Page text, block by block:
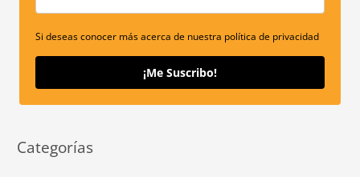
Si deseas conocer más acerca de nuestra política de privacidad
¡Me Suscribo!
Categorías